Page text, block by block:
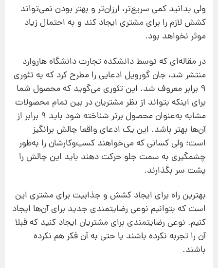
ولی بدانید کمی سریع‌تر، ارزان‌تر و بهتر بودن نمی‌تواند
کشش لازم را برای مشتری ایجاد کند و به احتمال زیاد
موثر نخواهد بود.
در مقاله‌ای که توسط دانشکده تجارت دانشگاه هاروارد
منتشر شد، جان گورویل ادعایی را مطرح کرد که به تئوری
9 برابر معروف شد. این تئوری می‌گوید که محصول شما
برای اینکه بتواند از نظر مشتریان در بین تمام محصولات
مشابه به‌عنوان محصول برتر شناخته شود باید 9 برابر از
آن‌ها بهتر باشد. این یک ادعای واقعا چالش برانگیز
است؛ ولی کسانی که می‌خواهند کسب‌وکارشان را به‌طور
چشمگیری به سمت جلو حرکت دهند باید این چالش را
پشت سر بگذارند.
بهترین راه برای ایجاد کشش و جذابیت برای مشتری این
است که بتوانیم نوعی رضایتمندی جدید برای آن‌ها ایجاد
کنیم. نوعی رضایتمندی برای مشتریان ایجاد کنید که قبلا
آن را تجربه نکرده باشند یا حتی به آن فکر هم نکرده
باشند.